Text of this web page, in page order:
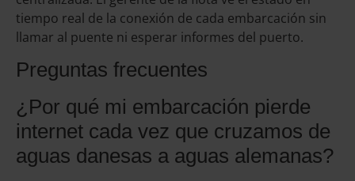
tiempo real de la conexión de cada embarcación sin
llamar al puente ni esperar informes del puerto.
Preguntas frecuentes
¿Por qué mi embarcación pierde
internet cada vez que cruzamos de
aguas danesas a aguas alemanas?